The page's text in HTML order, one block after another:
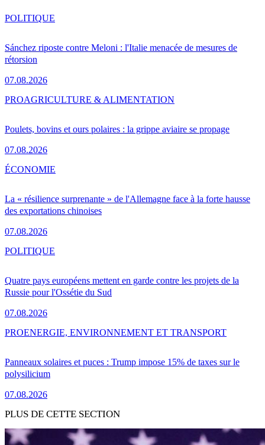
Sánchez riposte contre Meloni : l'Italie menacée de mesures de
rétorsion
07.08.2026
POLITIQUE
Poulets, bovins et ours polaires : la grippe aviaire se propage
07.08.2026
PROAGRICULTURE & ALIMENTATION
La « résilience surprenante » de l'Allemagne face à la forte hausse
des exportations chinoises
07.08.2026
ÉCONOMIE
Quatre pays européens mettent en garde contre les projets de la
Russie pour l'Ossétie du Sud
07.08.2026
POLITIQUE
Panneaux solaires et puces : Trump impose 15% de taxes sur le
polysilicium
07.08.2026
PROENERGIE, ENVIRONNEMENT ET TRANSPORT
PLUS DE CETTE SECTION